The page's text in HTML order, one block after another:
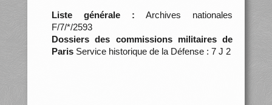
Liste générale : Archives nationales
F/7/*/2593
Dossiers des commissions militaires de
ParisService historique de la Défense : 7 J 2